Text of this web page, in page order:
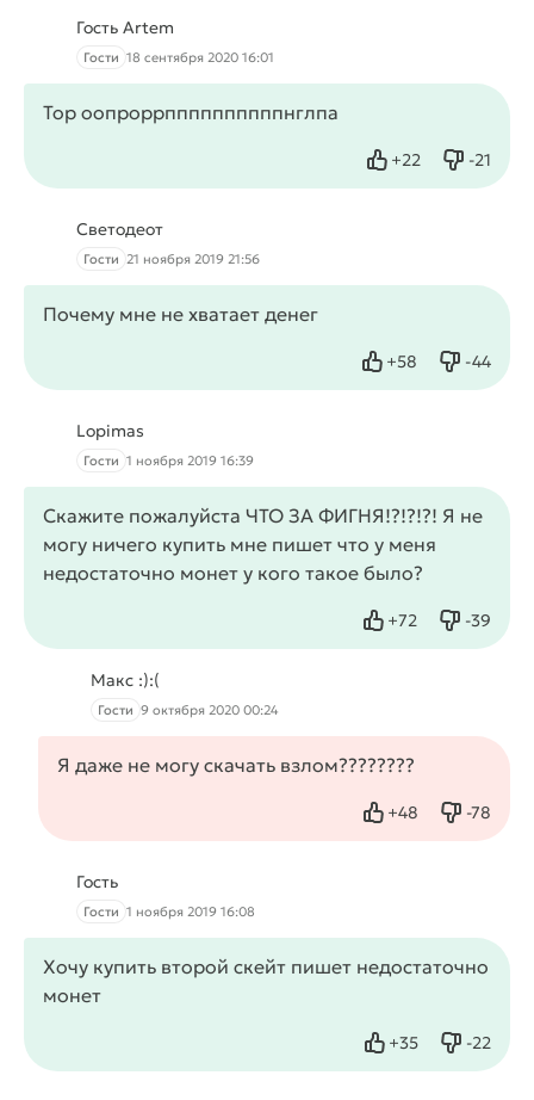
Гость Artem
Гости 18 сентября 2020 16:01
Тор оопроррппппппппппнглпа
+22
Нравится -21
Не
Светодеот
Гости 21 ноября 2019 21:56
Почему мне не хватает денег
+58
Нравится -44
Не
Lopimas
Гости 1 ноября 2019 16:39
Скажите пожалуйста ЧТО ЗА ФИГНЯ!?!?!?! Я не
могу ничего купить мне пишет что у меня
недостаточно монет у кого такое было?
+72
Нравится -39
Не
Макс :):(
Гости 9 октября 2020 00:24
Я даже не могу скачать взлом????????
+48
Нравится -78
Не
Гость
Гости 1 ноября 2019 16:08
Хочу купить второй скейт пишет недостаточно
монет
+35
Нравится -22
Не